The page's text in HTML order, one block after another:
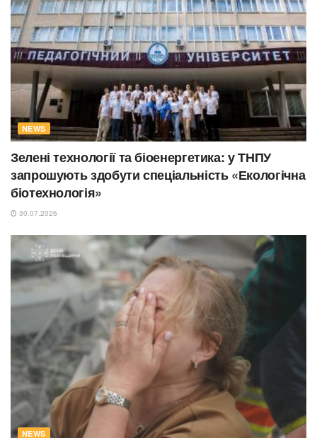
NEWS
Зелені технології та біоенергетика: у ТНПУ
запрошують здобути спеціальність «Екологічна
біотехнологія»
30.07.2026
NEWS